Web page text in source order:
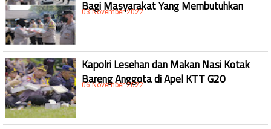
Bagi Masyarakat Yang Membutuhkan
03 November 2022
Kapolri Lesehan dan Makan Nasi Kotak
Bareng Anggota di Apel KTT G20
06 November 2022